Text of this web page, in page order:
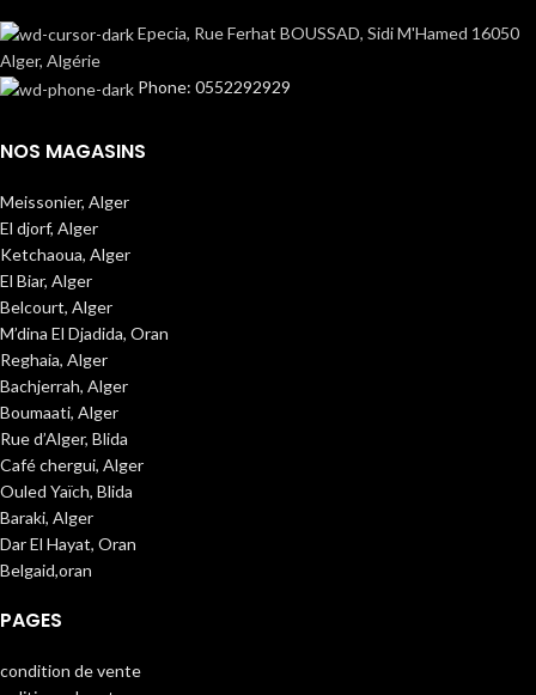
Epecia, Rue Ferhat BOUSSAD, Sidi M'Hamed 16050
Alger, Algérie
Phone: 0552292929
NOS MAGASINS
Meissonier, Alger
El djorf, Alger
Ketchaoua, Alger
El Biar, Alger
Belcourt, Alger
M’dina El Djadida, Oran
Reghaia, Alger
Bachjerrah, Alger
Boumaati, Alger
Rue d’Alger, Blida
Café chergui, Alger
Ouled Yaïch, Blida
Baraki, Alger
Dar El Hayat, Oran
Belgaid,oran
PAGES
condition de vente